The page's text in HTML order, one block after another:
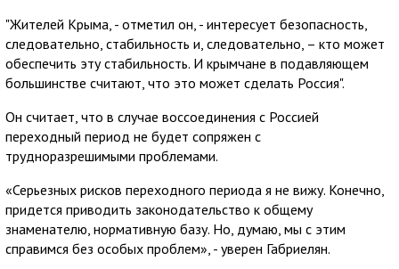
"Жителей Крыма, - отметил он, - интересует безопасность,
следовательно, стабильность и, следовательно, – кто может
обеспечить эту стабильность. И крымчане в подавляющем
большинстве считают, что это может сделать Россия".
Он считает, что в случае воссоединения с Россией
переходный период не будет сопряжен с
трудноразрешимыми проблемами.
«Серьезных рисков переходного периода я не вижу. Конечно,
придется приводить законодательство к общему
знаменателю, нормативную базу. Но, думаю, мы с этим
справимся без особых проблем», - уверен Габриелян.